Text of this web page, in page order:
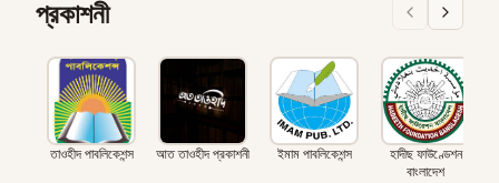
প্রকাশনী
তাওহীদ পাবলিকেশন্স আত তাওহীদ প্রকাশনী ইমাম পাবলিকেশন্স
হাদীছ ফাউণ্ডেশন
বাংলাদেশ